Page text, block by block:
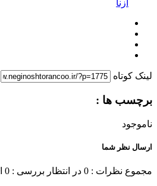
ازنا
لینک کوتاه
برچسب ها :
ناموجود
ارسال نظر شما
مجموع نظرات : 0 در انتظار بررسی : 0